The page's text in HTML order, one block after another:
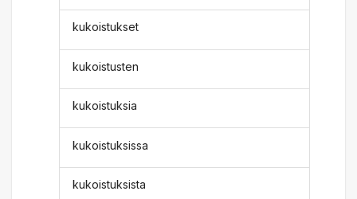
kukoistukset
kukoistusten
kukoistuksia
kukoistuksissa
kukoistuksista